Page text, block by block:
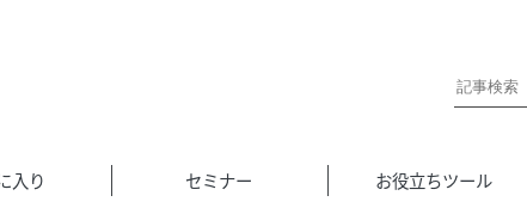
入り セミナー お役立ちツール